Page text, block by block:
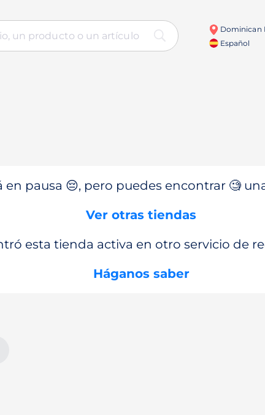
Dominican
Español
en pausa 😔, pero puedes encontrar 🧐
Ver otras tiendas
esta tienda activa en otro servicio de
Háganos saber